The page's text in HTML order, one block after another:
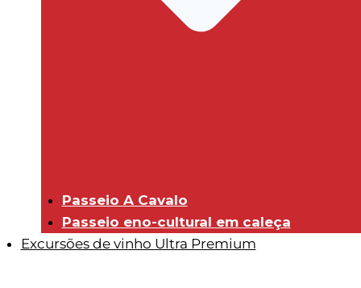
Passeio A Cavalo
Passeio eno-cultural em caleça
Excursões de vinho Ultra Premium